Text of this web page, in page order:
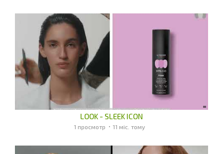
LOOK - SLEEK ICON
1 просмотр 11 міс. тому